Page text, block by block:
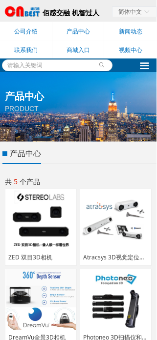
佰感交融 机智过人 ꀅ
简体中文
끀
ꄙ
公司介绍 产品中心 新闻动态
联系我们 商城入口 视频中心
产品中心
共 5 个产品
ZED 双目3D相机 Atracsys 3D视觉定位导航系统
DreamVu全景3D相机 Photoneo 3D扫描仪和3D动态相机
产品中心
PRODUCT